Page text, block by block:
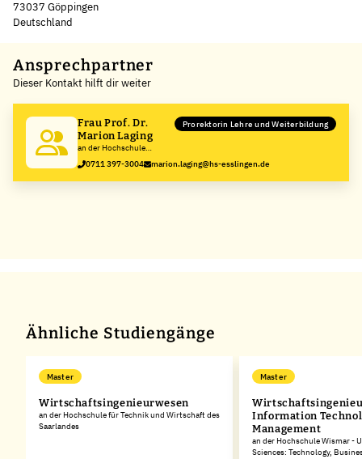
73037 Göppingen
Deutschland
+
−
Ansprechpartner
Dieser Kontakt hilft dir weiter
Frau Prof. Dr.
Marion Laging
an der Hochschule
Esslingen
Prorektorin Lehre und Weiterbildung
0711 397-3004 marion.laging@hs-esslingen.de
Ähnliche Studiengänge
Master
Wirtschaftsingenieurwesen
an der Hochschule für Technik und Wirtschaft des
Saarlandes
Master
Information
Management
an der Hochschule Wismar -
Sciences: Technology,